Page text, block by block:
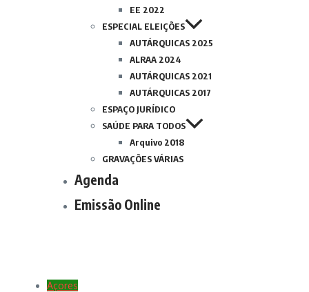
EE 2022
ESPECIAL ELEIÇÕES
AUTÁRQUICAS 2025
ALRAA 2024
AUTÁRQUICAS 2021
AUTÁRQUICAS 2017
ESPAÇO JURÍDICO
SAÚDE PARA TODOS
Arquivo 2018
GRAVAÇÕES VÁRIAS
Agenda
Emissão Online
Açores